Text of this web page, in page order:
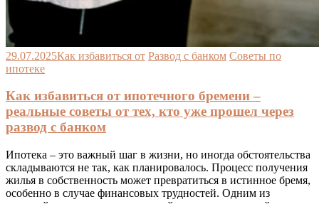
29.07.2025Как избавиться от Развод с банком Советы по
ипотеке
Как избавиться от ипотечного бремени –
реальные советы от тех, кто уже прошел через
развод с банком
Ипотека – это важный шаг в жизни, но иногда обстоятельства
складываются не так, как планировалось. Процесс получения
жилья в собственность может превратиться в истинное бремя,
особенно в случае финансовых трудностей. Одним из